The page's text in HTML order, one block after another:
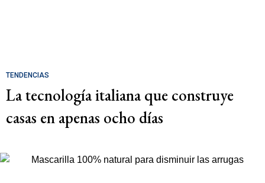
TENDENCIAS
La tecnología italiana que construye
casas en apenas ocho días